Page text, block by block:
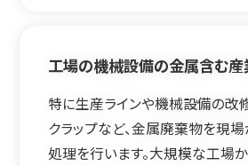
工場の機械設備の金属含む
特に生産ラインや機械設備の改
クラップなど、金属廃棄物を現
処理を行います。大規模な工場